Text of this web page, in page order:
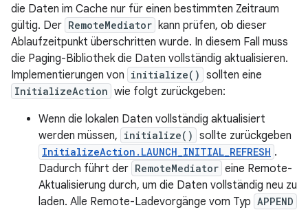
die Daten im Cache nur für einen bestimmten Zeitraum
gültig. Der RemoteMediator kann prüfen, ob dieser
Ablaufzeitpunkt überschritten wurde. In diesem Fall muss
die Paging-Bibliothek die Daten vollständig aktualisieren.
Implementierungen von initialize() sollten eine
InitializeAction wie folgt zurückgeben:
Wenn die lokalen Daten vollständig aktualisiert
werden müssen, initialize() sollte zurückgeben
InitializeAction.LAUNCH_INITIAL_REFRESH .
Dadurch führt der RemoteMediator eine Remote-
Aktualisierung durch, um die Daten vollständig neu zu
laden. Alle Remote-Ladevorgänge vom Typ APPEND